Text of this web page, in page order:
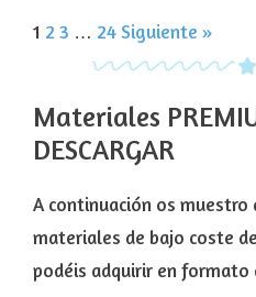
1 2 3 … 24Siguiente »
Materiales
DESCARGAR
A continuación os muestro
materiales de bajo coste
podéis adquirir en formato